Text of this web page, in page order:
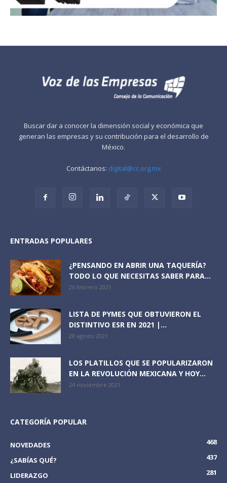
Buscar dar a conocer la dimensión social y económica que
generan las empresas y su contribución para el desarrollo de
México.
Contáctanos: digital@cc.org.mx
ENTRADAS POPULARES
¿PENSANDO EN ABRIR UNA TAQUERÍA?
TODO LO QUE NECESITAS SABER PARA...
26 febrero 2021
LISTA DE PYMES QUE OBTUVIERON EL
DISTINTIVO ESR EN 2021 |...
28 agosto 2021
LOS PLATILLOS QUE SE POPULARIZARON
EN LA REVOLUCIÓN MEXICANA Y HOY...
24 noviembre 2021
CATEGORÍA POPULAR
NOVEDADES
468
¿SABÍAS QUÉ?
437
LIDERAZGO
281